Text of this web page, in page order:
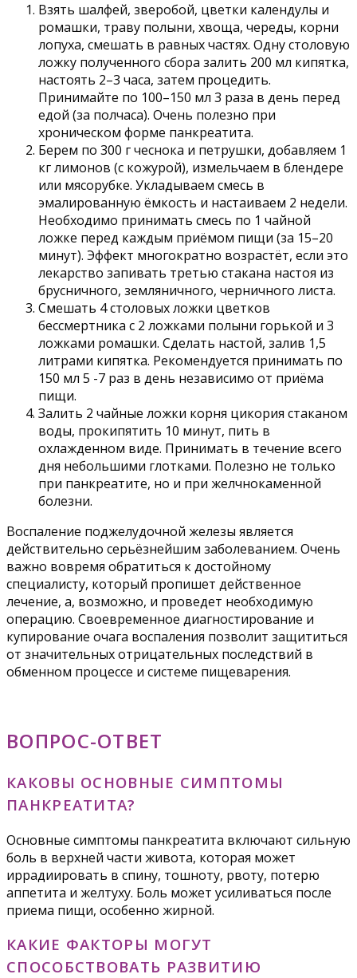
Взять шалфей, зверобой, цветки календулы и
ромашки, траву полыни, хвоща, череды, корни
лопуха, смешать в равных частях. Одну столовую
ложку полученного сбора залить 200 мл кипятка,
настоять 2–3 часа, затем процедить.
Принимайте по 100–150 мл 3 раза в день перед
едой (за полчаса). Очень полезно при
хроническом форме панкреатита.
Берем по 300 г чеснока и петрушки, добавляем 1
кг лимонов (с кожурой), измельчаем в блендере
или мясорубке. Укладываем смесь в
эмалированную ёмкость и настаиваем 2 недели.
Необходимо принимать смесь по 1 чайной
ложке перед каждым приёмом пищи (за 15–20
минут). Эффект многократно возрастёт, если это
лекарство запивать третью стакана настоя из
брусничного, земляничного, черничного листа.
Смешать 4 столовых ложки цветков
бессмертника с 2 ложками полыни горькой и 3
ложками ромашки. Сделать настой, залив 1,5
литрами кипятка. Рекомендуется принимать по
150 мл 5 -7 раз в день независимо от приёма
пищи.
Залить 2 чайные ложки корня цикория стаканом
воды, прокипятить 10 минут, пить в
охлажденном виде. Принимать в течение всего
дня небольшими глотками. Полезно не только
при панкреатите, но и при желчнокаменной
болезни.
Воспаление поджелудочной железы является
действительно серьёзнейшим заболеванием. Очень
важно вовремя обратиться к достойному
специалисту, который пропишет действенное
лечение, а, возможно, и проведет необходимую
операцию. Своевременное диагностирование и
купирование очага воспаления позволит защититься
от значительных отрицательных последствий в
обменном процессе и системе пищеварения.
ВОПРОС-ОТВЕТ
КАКОВЫ ОСНОВНЫЕ СИМПТОМЫ
ПАНКРЕАТИТА?
Основные симптомы панкреатита включают сильную
боль в верхней части живота, которая может
иррадиировать в спину, тошноту, рвоту, потерю
аппетита и желтуху. Боль может усиливаться после
приема пищи, особенно жирной.
КАКИЕ ФАКТОРЫ МОГУТ
СПОСОБСТВОВАТЬ РАЗВИТИЮ